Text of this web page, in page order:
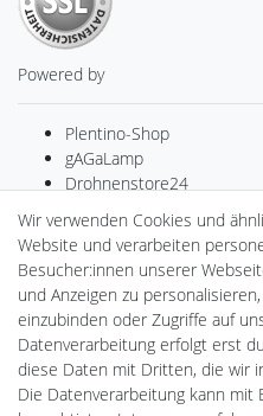
Powered by
Plentino-Shop
gAGaLamp
Drohnenstore24
MeinUSB
Batteriespeicher
PlentiSolar
Gebrauchtlicht
Ledkauf
DEYESOLAR
Lightech Connect
CardanLight Europe
FORTIMO LEDs
Wir verwenden Cookies und
Website und verarbeiten
Besucher:innen unserer
und Anzeigen zu
einzubinden oder Zugriffe auf
Datenverarbeitung erfolgt erst
diese Daten mit Dritten, die wir
Die Datenverarbeitung kann mit